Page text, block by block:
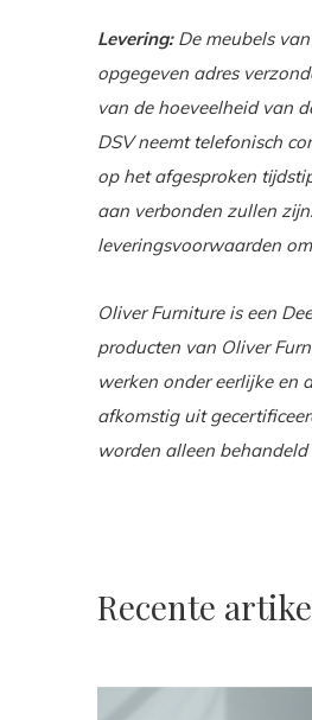
Levering:De meubels
opgegeven adres
van de hoeveelheid van
DSV neemt telefonisch
op het afgesproken
aan verbonden zullen
leveringsvoorwaarden
Oliver Furniture is een
producten van Oliver
werken onder eerlijke en
afkomstig uit
worden alleen
Recente